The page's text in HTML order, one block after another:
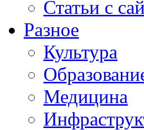
Статьи с
Разное
Культура
Медицина